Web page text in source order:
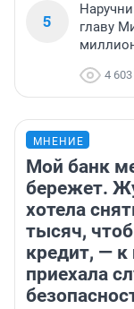
5
главу
4 603
МНЕНИЕ
Мой банк
бережет.
хотела
тысяч,
кредит, —
приехала